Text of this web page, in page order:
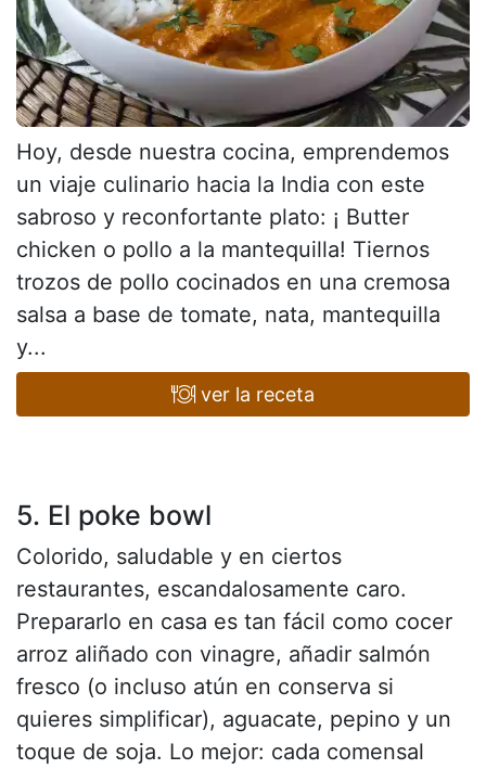
Hoy, desde nuestra cocina, emprendemos
un viaje culinario hacia la India con este
sabroso y reconfortante plato: ¡ Butter
chicken o pollo a la mantequilla! Tiernos
trozos de pollo cocinados en una cremosa
salsa a base de tomate, nata, mantequilla
y...
ver la receta
5. El poke bowl
Colorido, saludable y en ciertos
restaurantes, escandalosamente caro.
Prepararlo en casa es tan fácil como cocer
arroz aliñado con vinagre, añadir salmón
fresco (o incluso atún en conserva si
quieres simplificar), aguacate, pepino y un
toque de soja. Lo mejor: cada comensal